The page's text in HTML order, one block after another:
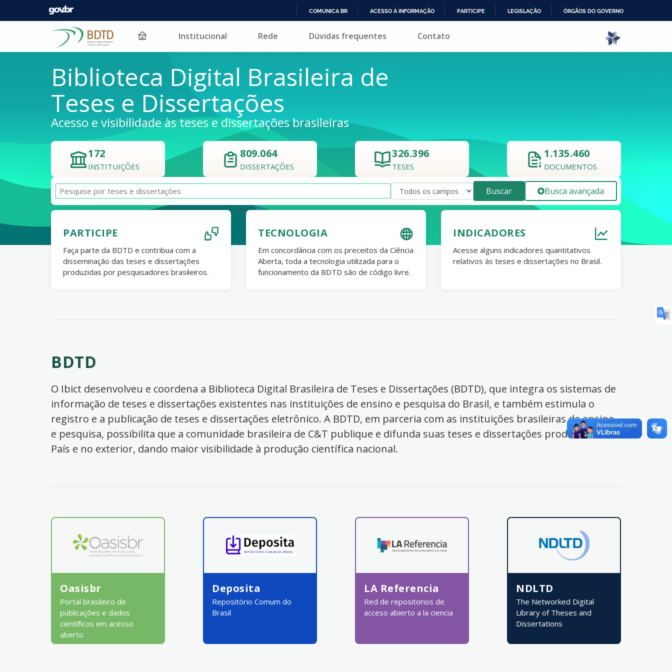
PARA
COMUNICA BR ACESSO À INFORMAÇÃO PARTICIPE LEGISLAÇÃO ÓRGÃOS DO GOVERNO
Pular para o conteúdo Institucional Rede Dúvidas frequentes Contato
Biblioteca Digital Brasileira de
Teses e Dissertações
Acesso e visibilidade às teses e dissertações brasileiras
172
INSTITUIÇÕES
809.064
DISSERTAÇÕES
326.396
TESES
1.135.460
DOCUMENTOS
Buscar Busca avançada
PARTICIPE
Faça parte da BDTD e contribua com a
disseminação das teses e dissertações
produzidas por pesquisadores brasileiros.
TECNOLOGIA
Em concordância com os preceitos da Ciência
Aberta, toda a tecnologia utilizada para o
funcionamento da BDTD são de código livre.
INDICADORES
Acesse alguns indicadores quantitativos
relativos às teses e dissertações no Brasil.
BDTD
O Ibict desenvolveu e coordena a Biblioteca Digital Brasileira de Teses e Dissertações (BDTD), que integra os sistemas de
informação de teses e dissertações existentes nas instituições de ensino e pesquisa do Brasil, e também estimula o
registro e a publicação de teses e dissertações eletrônico. A BDTD, em parceria com as instituições brasileiras de ensino
e pesquisa, possibilita que a comunidade brasileira de C&T publique e difunda suas teses e dissertações produzidas no
País e no exterior, dando maior visibilidade à produção científica nacional.
Oasisbr
Portal brasileiro de
publicações e dados
científicos em acesso
aberto
Deposita
Repositório Comum do
Brasil
LA Referencia
Red de repositorios de
acceso abierto a la ciencia
NDLTD
The Networked Digital
Library of Theses and
Dissertations